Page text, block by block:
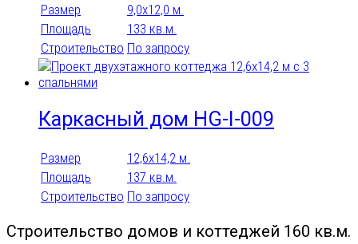
Дуплекс
Квадрохаус
Коттедж
Таунхаус
Триплекс
Количество санузлов
0 1 1 санузел 12
2 санузла
20
4
4 санузла
Хозяйский санузел
Размер
9,0х12,0 м.
Площадь
133 кв.м.
Строительство По запросу
Каркасный дом HG-I-009
Размер
12,6x14,2 м.
Площадь
137 кв.м.
Строительство По запросу
Строительство домов и коттеджей 160 кв.м.